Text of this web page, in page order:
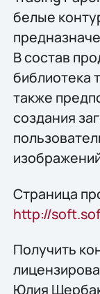
белые
В состав
библиотека
также
создания
Страница
http://
Получить
Юлия